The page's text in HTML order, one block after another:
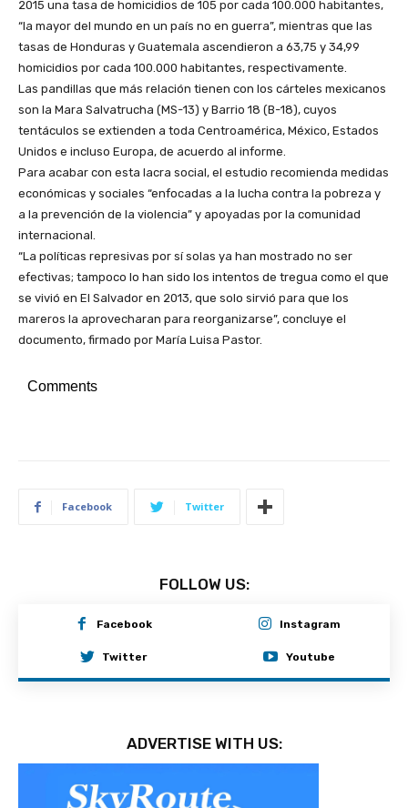
2015 una tasa de homicidios de 105 por cada 100.000 habitantes,
“la mayor del mundo en un país no en guerra”, mientras que las
tasas de Honduras y Guatemala ascendieron a 63,75 y 34,99
homicidios por cada 100.000 habitantes, respectivamente.
Las pandillas que más relación tienen con los cárteles mexicanos
son la Mara Salvatrucha (MS-13) y Barrio 18 (B-18), cuyos
tentáculos se extienden a toda Centroamérica, México, Estados
Unidos e incluso Europa, de acuerdo al informe.
Para acabar con esta lacra social, el estudio recomienda medidas
económicas y sociales “enfocadas a la lucha contra la pobreza y
a la prevención de la violencia” y apoyadas por la comunidad
internacional.
“La políticas represivas por sí solas ya han mostrado no ser
efectivas; tampoco lo han sido los intentos de tregua como el que
se vivió en El Salvador en 2013, que solo sirvió para que los
mareros la aprovecharan para reorganizarse”, concluye el
documento, firmado por María Luisa Pastor.
Comments
Facebook Twitter
FOLLOW US:
Facebook Instagram
Twitter Youtube
ADVERTISE WITH US: